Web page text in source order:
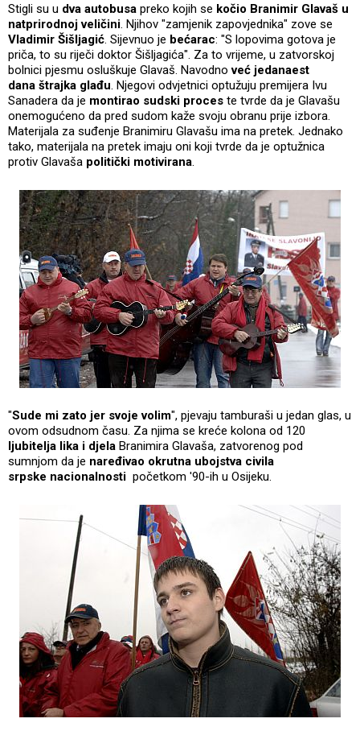
Stigli su u dva autobusa preko kojih se kočio Branimir Glavaš u
natprirodnoj veličini. Njihov "zamjenik zapovjednika" zove se
Vladimir Šišljagić. Sijevnuo je bećarac: "S lopovima gotova je
priča, to su riječi doktor Šišljagića". Za to vrijeme, u zatvorskoj
bolnici pjesmu osluškuje Glavaš. Navodnoveć jedanaest
dana štrajka glađu. Njegovi odvjetnici optužuju premijera Ivu
Sanadera da je montirao sudski proces te tvrde da je Glavašu
onemogućeno da pred sudom kaže svoju obranu prije izbora.
Materijala za suđenje Branimiru Glavašu ima na pretek. Jednako
tako, materijala na pretek imaju oni koji tvrde da je optužnica
protiv Glavaša politički motivirana.
"Sude mi zato jer svoje volim", pjevaju tamburaši u jedan glas, u
ovom odsudnom času. Za njima se kreće kolona od 120
ljubitelja lika i djela Branimira Glavaša, zatvorenog pod
sumnjom da je naređivao okrutna ubojstva civila
srpske nacionalnosti početkom '90-ih u Osijeku.